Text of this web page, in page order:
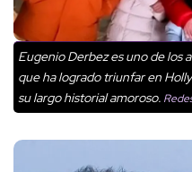
Eugenio Derbez es uno de los
que ha logrado triunfar en
su largo historial amoroso.